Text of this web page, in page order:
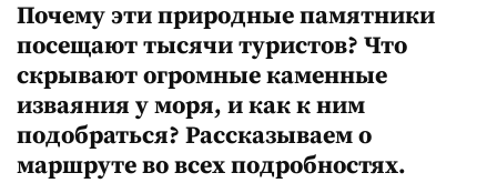
Почему эти природные памятники
посещают тысячи туристов? Что
скрывают огромные каменные
изваяния у моря, и как к ним
подобраться? Рассказываем о
маршруте во всех подробностях.